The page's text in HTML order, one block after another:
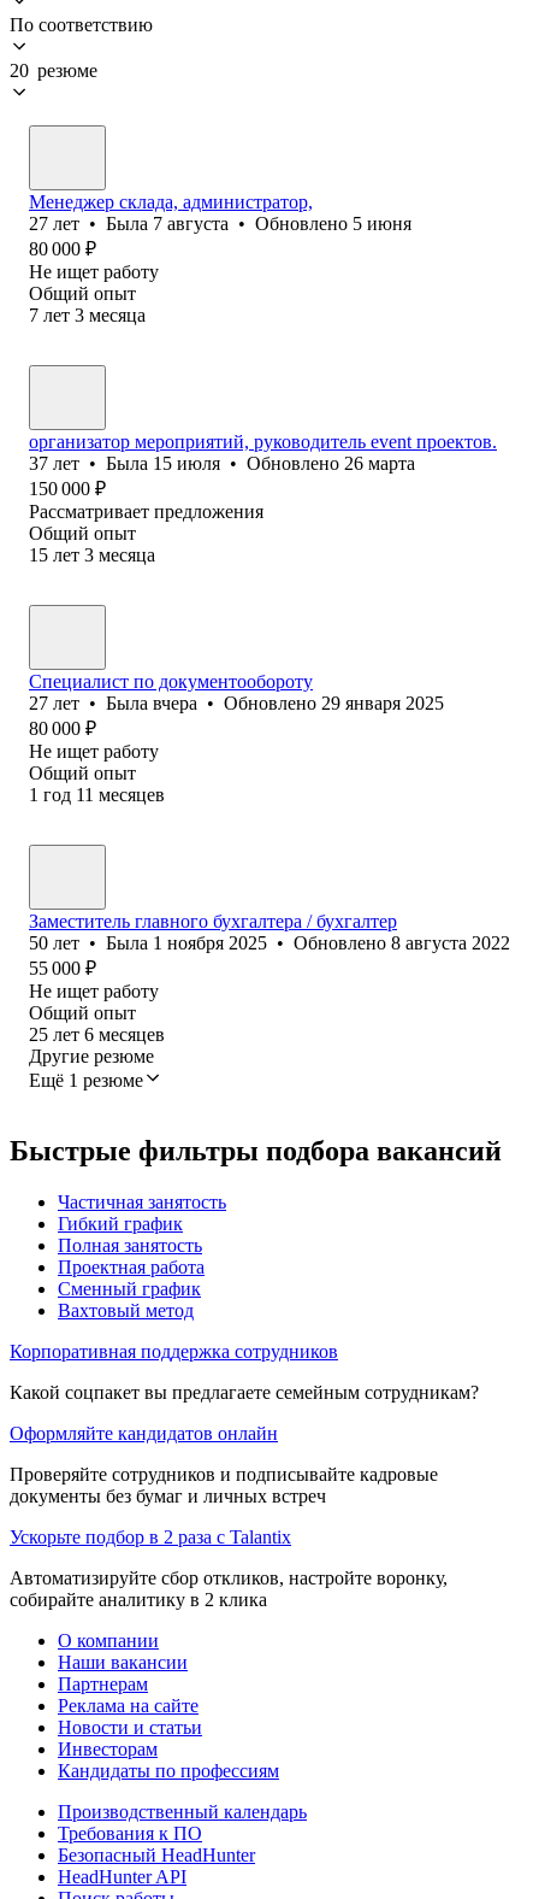
По соответствию
20 резюме
Менеджер склада, администратор,
27 лет • Была 7 августа • Обновлено 5 июня
80 000 ₽
Не ищет работу
Общий опыт
7 лет 3 месяца
организатор мероприятий, руководитель event проектов.
37 лет • Была 15 июля • Обновлено 26 марта
150 000 ₽
Рассматривает предложения
Общий опыт
15 лет 3 месяца
Специалист по документообороту
27 лет • Была вчера • Обновлено 29 января 2025
80 000 ₽
Не ищет работу
Общий опыт
1 год 11 месяцев
Заместитель главного бухгалтера / бухгалтер
50 лет • Была 1 ноября 2025 • Обновлено 8 августа 2022
55 000 ₽
Не ищет работу
Общий опыт
25 лет 6 месяцев
Другие резюме
Ещё 1 резюме
Быстрые фильтры подбора вакансий
Частичная занятость
Гибкий график
Полная занятость
Проектная работа
Сменный график
Вахтовый метод
Корпоративная поддержка сотрудников
Какой соцпакет вы предлагаете семейным сотрудникам?
Оформляйте кандидатов онлайн
Проверяйте сотрудников и подписывайте кадровые
документы без бумаг и личных встреч
Ускорьте подбор в 2 раза с Talantix
Автоматизируйте сбор откликов, настройте воронку,
собирайте аналитику в 2 клика
О компании
Наши вакансии
Партнерам
Реклама на сайте
Новости и статьи
Инвесторам
Кандидаты по профессиям
Производственный календарь
Требования к ПО
Безопасный HeadHunter
HeadHunter API